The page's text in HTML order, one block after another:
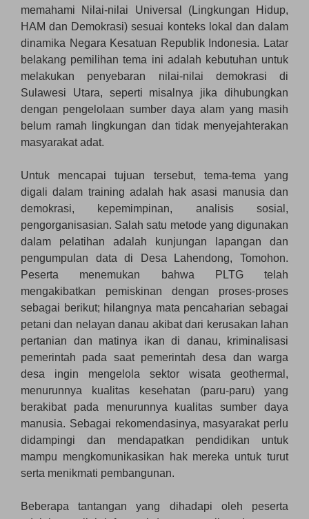
memahami Nilai-nilai Universal (Lingkungan Hidup,
HAM dan Demokrasi) sesuai konteks lokal dan dalam
dinamika Negara Kesatuan Republik Indonesia. Latar
belakang pemilihan tema ini adalah kebutuhan untuk
melakukan penyebaran nilai-nilai demokrasi di
Sulawesi Utara, seperti misalnya jika dihubungkan
dengan pengelolaan sumber daya alam yang masih
belum ramah lingkungan dan tidak menyejahterakan
masyarakat adat.
Untuk mencapai tujuan tersebut, tema-tema yang
digali dalam training adalah hak asasi manusia dan
demokrasi, kepemimpinan, analisis sosial,
pengorganisasian. Salah satu metode yang digunakan
dalam pelatihan adalah kunjungan lapangan dan
pengumpulan data di Desa Lahendong, Tomohon.
Peserta menemukan bahwa PLTG telah
mengakibatkan pemiskinan dengan proses-proses
sebagai berikut; hilangnya mata pencaharian sebagai
petani dan nelayan danau akibat dari kerusakan lahan
pertanian dan matinya ikan di danau, kriminalisasi
pemerintah pada saat pemerintah desa dan warga
desa ingin mengelola sektor wisata geothermal,
menurunnya kualitas kesehatan (paru-paru) yang
berakibat pada menurunnya kualitas sumber daya
manusia. Sebagai rekomendasinya, masyarakat perlu
didampingi dan mendapatkan pendidikan untuk
mampu mengkomunikasikan hak mereka untuk turut
serta menikmati pembangunan.
Beberapa tantangan yang dihadapi oleh peserta